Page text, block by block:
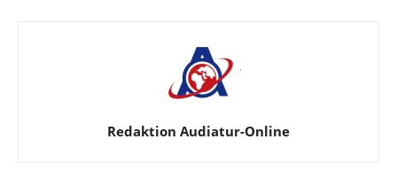
Redaktion Audiatur-Online